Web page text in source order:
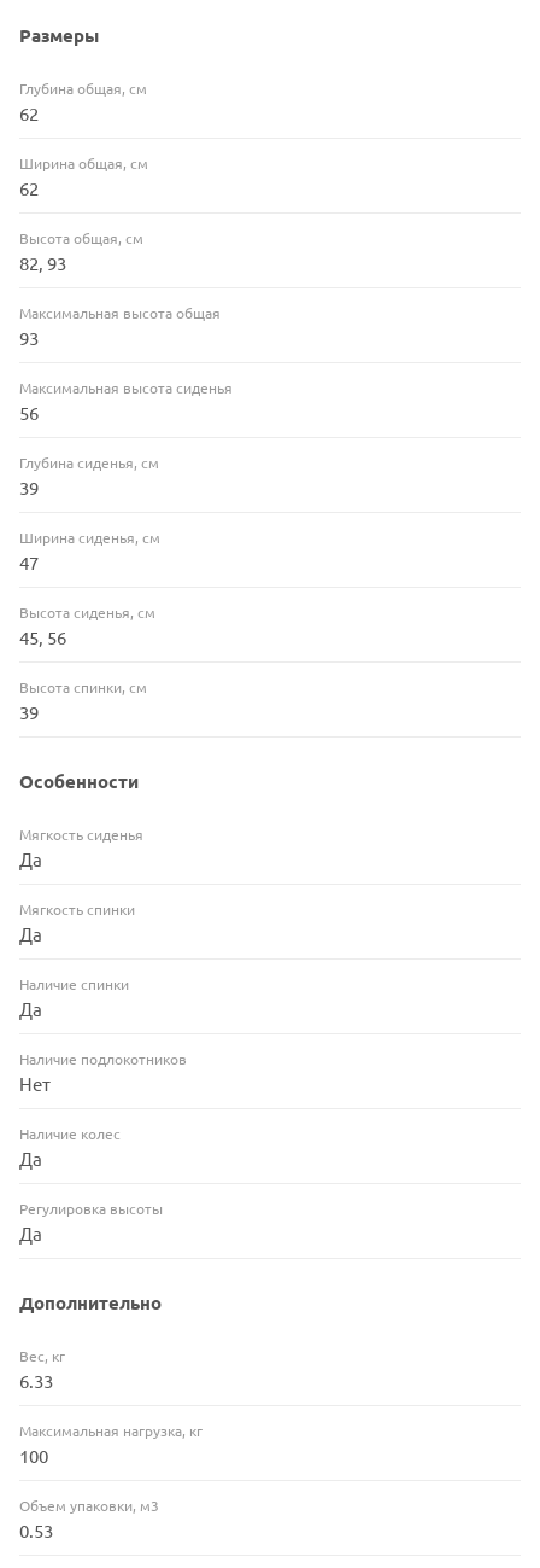
Размеры
Глубина общая, см
62
Ширина общая, см
62
Высота общая, см
82, 93
Максимальная высота общая
93
Максимальная высота сиденья
56
Глубина сиденья, см
39
Ширина сиденья, см
47
Высота сиденья, см
45, 56
Высота спинки, см
39
Особенности
Мягкость сиденья
Да
Мягкость спинки
Да
Наличие спинки
Да
Наличие подлокотников
Нет
Наличие колес
Да
Регулировка высоты
Да
Дополнительно
Вес, кг
6.33
Максимальная нагрузка, кг
100
Объем упаковки, м3
0.53